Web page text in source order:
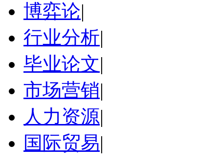
博弈论|
行业分析|
毕业论文|
市场营销|
人力资源|
国际贸易|